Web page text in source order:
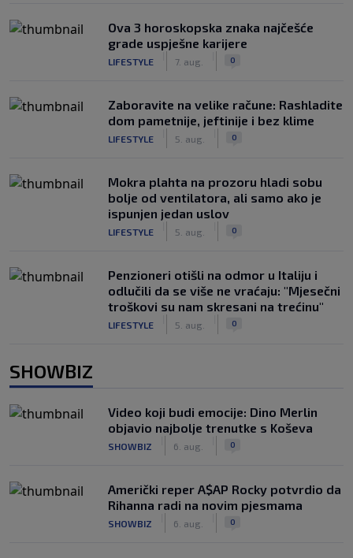
Ova 3 horoskopska znaka najčešće
grade uspješne karijere
LIFESTYLE 7. aug. 0
Zaboravite na velike račune: Rashladite
dom pametnije, jeftinije i bez klime
LIFESTYLE 5. aug. 0
Mokra plahta na prozoru hladi sobu
bolje od ventilatora, ali samo ako je
ispunjen jedan uslov
LIFESTYLE 5. aug. 0
Penzioneri otišli na odmor u Italiju i
odlučili da se više ne vraćaju: "Mjesečni
troškovi su nam skresani na trećinu"
LIFESTYLE 5. aug. 0
SHOWBIZ
Video koji budi emocije: Dino Merlin
objavio najbolje trenutke s Koševa
SHOWBIZ 6. aug. 0
Američki reper A$AP Rocky potvrdio da
Rihanna radi na novim pjesmama
SHOWBIZ 6. aug. 0